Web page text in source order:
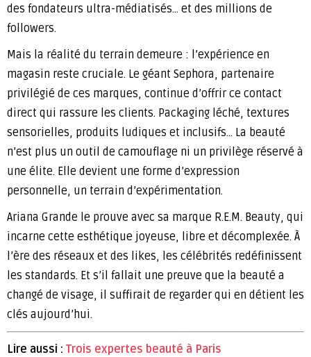
des fondateurs ultra-médiatisés… et des millions de
followers.
Mais la réalité du terrain demeure : l’expérience en
magasin reste cruciale. Le géant Sephora, partenaire
privilégié de ces marques, continue d’offrir ce contact
direct qui rassure les clients. Packaging léché, textures
sensorielles, produits ludiques et inclusifs… La beauté
n’est plus un outil de camouflage ni un privilège réservé à
une élite. Elle devient une forme d’expression
personnelle, un terrain d’expérimentation.
Ariana Grande le prouve avec sa marque R.E.M. Beauty, qui
incarne cette esthétique joyeuse, libre et décomplexée. À
l’ère des réseaux et des likes, les célébrités redéfinissent
les standards. Et s’il fallait une preuve que la beauté a
changé de visage, il suffirait de regarder qui en détient les
clés aujourd’hui.
Lire aussi : Trois expertes beauté à Paris